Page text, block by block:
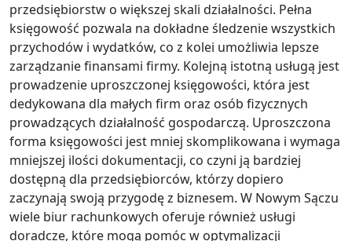
przedsiębiorstw o większej skali działalności. Pełna
księgowość pozwala na dokładne śledzenie wszystkich
przychodów i wydatków, co z kolei umożliwia lepsze
zarządzanie finansami firmy. Kolejną istotną usługą jest
prowadzenie uproszczonej księgowości, która jest
dedykowana dla małych firm oraz osób fizycznych
prowadzących działalność gospodarczą. Uproszczona
forma księgowości jest mniej skomplikowana i wymaga
mniejszej ilości dokumentacji, co czyni ją bardziej
dostępną dla przedsiębiorców, którzy dopiero
zaczynają swoją przygodę z biznesem. W Nowym Sączu
wiele biur rachunkowych oferuje również usługi
doradcze, które mogą pomóc w optymalizacji